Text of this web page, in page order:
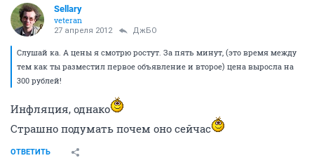
Sellary
veteran
27 апреля 2012 ДжБО
Слушай ка. А цены я смотрю ростут. За пять минут, (это время между
тем как ты разместил первое объявление и второе) цена выросла на
300 рублей!
Инфляция, однако
Страшно подумать почем оно сейчас
ОТВЕТИТЬ